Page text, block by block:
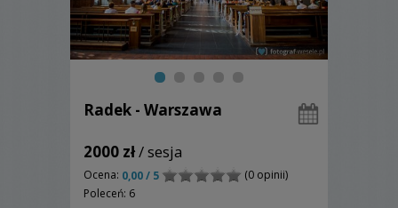
Radek - Warszawa
2000 zł/ sesja
Ocena: 0,00 / 5
(0 opinii)
Poleceń: 6